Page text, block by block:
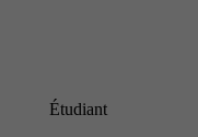
Étudiant